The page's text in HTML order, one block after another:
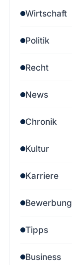
Wirtschaft
Politik
Recht
News
Chronik
Kultur
Karriere
Bewerbung
Tipps
Business